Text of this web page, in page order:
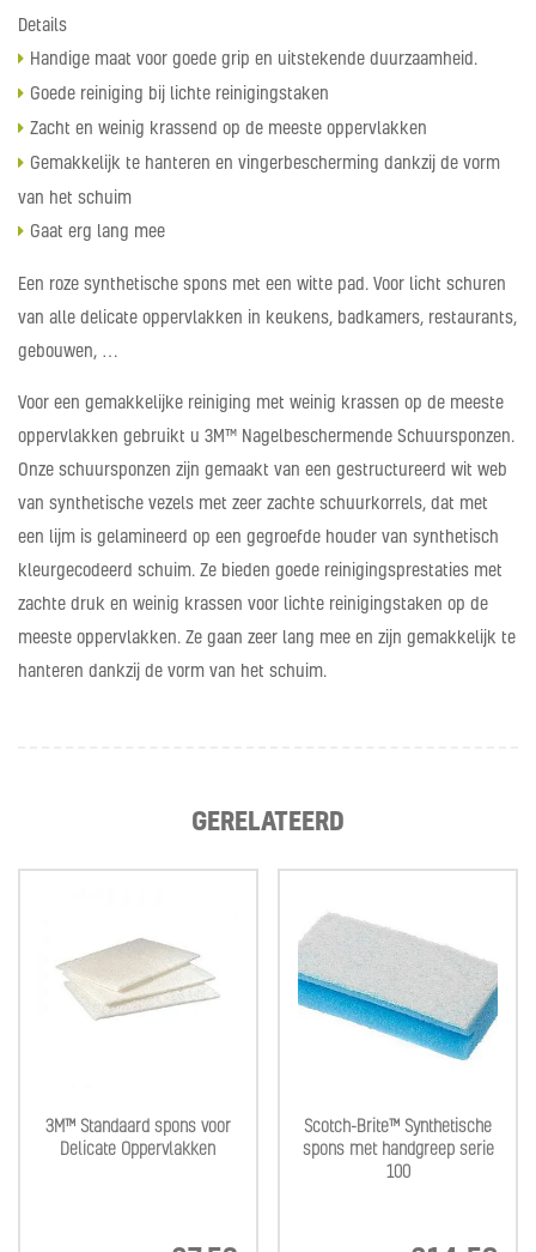
Details
Handige maat voor goede grip en uitstekende duurzaamheid.
Goede reiniging bij lichte reinigingstaken
Zacht en weinig krassend op de meeste oppervlakken
Gemakkelijk te hanteren en vingerbescherming dankzij de vorm
van het schuim
Gaat erg lang mee
Een roze synthetische spons met een witte pad. Voor licht schuren
van alle delicate oppervlakken in keukens, badkamers, restaurants,
gebouwen, …
Voor een gemakkelijke reiniging met weinig krassen op de meeste
oppervlakken gebruikt u 3M™ Nagelbeschermende Schuursponzen.
Onze schuursponzen zijn gemaakt van een gestructureerd wit web
van synthetische vezels met zeer zachte schuurkorrels, dat met
een lijm is gelamineerd op een gegroefde houder van synthetisch
kleurgecodeerd schuim. Ze bieden goede reinigingsprestaties met
zachte druk en weinig krassen voor lichte reinigingstaken op de
meeste oppervlakken. Ze gaan zeer lang mee en zijn gemakkelijk te
hanteren dankzij de vorm van het schuim.
GERELATEERD
3M™ Standaard spons voor
Delicate Oppervlakken
Scotch-Brite™ Synthetische
spons met handgreep serie
100